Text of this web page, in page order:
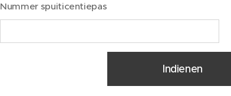
Nummer spuiticentiepas
Indienen